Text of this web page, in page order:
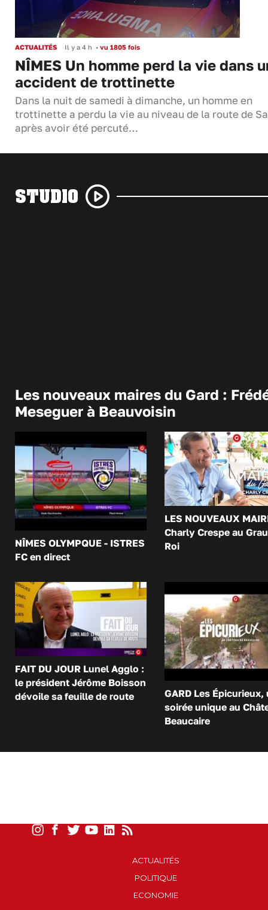
ACTUALITÉS Il y a 4 h • vu 1805 fois
NÎMES Un homme perd la vie dans
accident de trottinette
Dans la nuit de samedi à dimanche, un homme en
trottinette a perdu la vie au niveau de la route de
après avoir été percuté…
STUDIO
Les nouveaux maires du Gard :
Meseguer à Beauvoisin
NÎMES OLYMPQUE - ISTRES
FC en direct
LES NOUVEAUX
Charly Crespe au
Roi
FAIT DU JOUR Lunel Agglo :
le président Jérôme Boisson
dévoile sa feuille de route
GARD Les Épicurieux,
soirée unique au
Beaucaire
ACTUALITÉS
POLITIQUE
ECONOMIE